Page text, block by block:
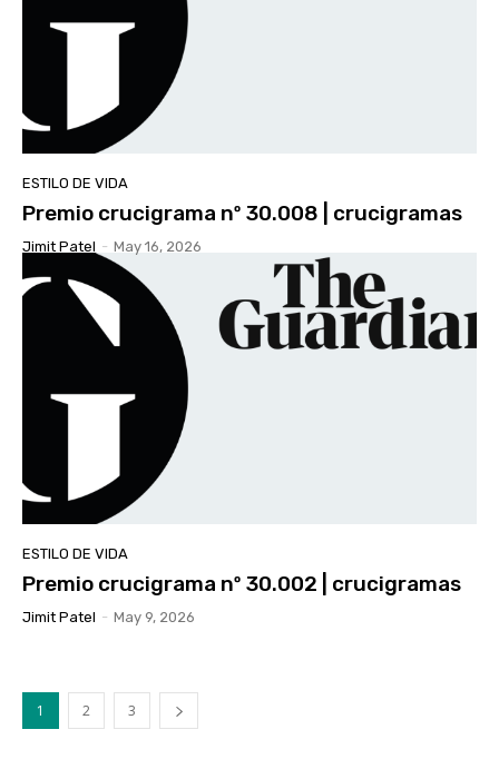
ESTILO DE VIDA
Premio crucigrama nº 30.008 | crucigramas
Jimit Patel - May 16, 2026
ESTILO DE VIDA
Premio crucigrama nº 30.002 | crucigramas
Jimit Patel - May 9, 2026
1 2 3